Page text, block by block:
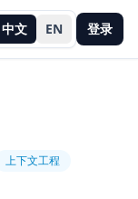
中文 EN 登录
上下文工程